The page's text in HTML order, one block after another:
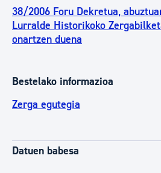
38/2006 Foru Dekretua,
Lurralde Historikoko
onartzen duena
Bestelako informazioa
Zerga egutegia
Datuen babesa